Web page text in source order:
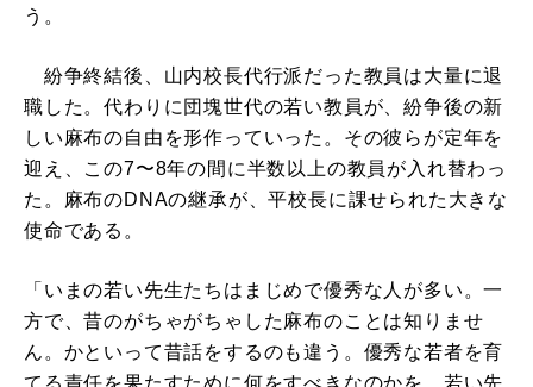
う。
紛争終結後、山内校長代行派だった教員は大量に退
職した。代わりに団塊世代の若い教員が、紛争後の新
しい麻布の自由を形作っていった。その彼らが定年を
迎え、この7〜8年の間に半数以上の教員が入れ替わっ
た。麻布のDNAの継承が、平校長に課せられた大きな
使命である。
「いまの若い先生たちはまじめで優秀な人が多い。一
方で、昔のがちゃがちゃした麻布のことは知りませ
ん。かといって昔話をするのも違う。優秀な若者を育
てる責任を果たすために何をすべきなのかを、若い先